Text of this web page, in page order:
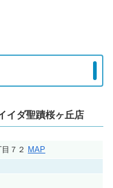
イダ聖蹟桜ヶ丘店
７２ MAP